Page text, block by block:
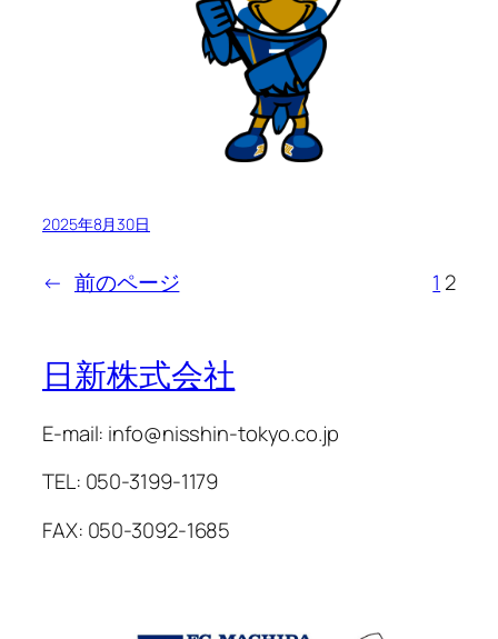
2025年8月30日
← 前のページ 1 2
日新株式会社
E-mail: info@nisshin-tokyo.co.jp
TEL: 050-3199-1179
FAX: 050-3092-1685